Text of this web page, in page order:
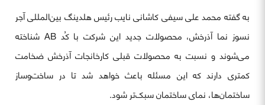
به گفته محمد علی سیفی کاشانی نایب رئیس هلدینگ بین‌المللی آجر
نسوز نما آذرخش، محصولات جدید این شرکت با کُد AB شناخته
می‌شوند و نسبت به محصولات قبلی کارخانجات آذرخش ضخامت
کمتری دارند که این مسئله باعث خواهد شد تا در ساخت‌وساز
ساختمان‌ها، نمای ساختمان سبک‌تر شود.